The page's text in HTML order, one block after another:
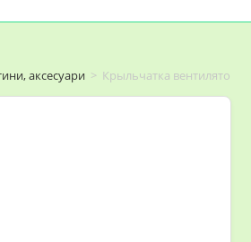
аксесуари > Крыльчатка вентилятора